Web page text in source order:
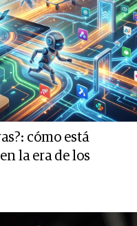
cómo está
la era de los